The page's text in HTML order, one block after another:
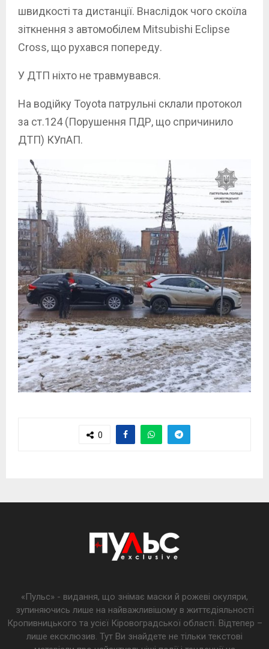
швидкості та дистанції. Внаслідок чого скоїла
зіткнення з автомобілем Mitsubishi Eclipse
Cross, що рухався попереду.
У ДТП ніхто не травмувався.
На водійку Toyota патрульні склали протокол
за ст.124 (Порушення ПДР, що спричинило
ДТП) КУпАП.
0
«Пульс» - видання, що знімає маски й рожеві окуляри,
зупиняючись лише на найважливішому в життєдіяльності
Кропивницького та усієї Кіровоградської області. Відтепер –
лише ексклюзив. Тут Ви знайдете не тільки текстові